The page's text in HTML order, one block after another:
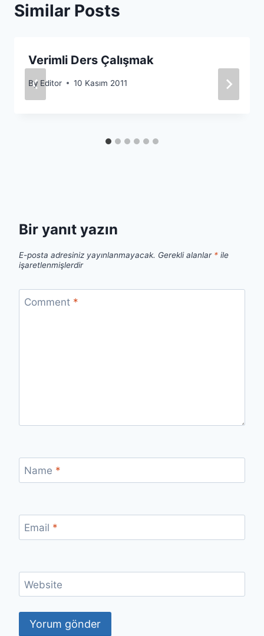
Similar Posts
Verimli Ders Çalışmak
By Editor 10 Kasım 2011
Bir yanıt yazın
E-posta adresiniz yayınlanmayacak. Gerekli alanlar * ile
işaretlenmişlerdir
Comment *
Name *
Email *
Website